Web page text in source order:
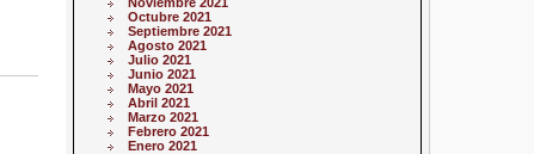
Octubre 2021
Septiembre 2021
Agosto 2021
Julio 2021
Junio 2021
Mayo 2021
Abril 2021
Marzo 2021
Febrero 2021
Enero 2021